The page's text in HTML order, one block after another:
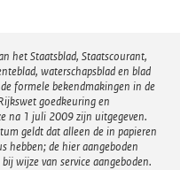
het Staatsblad, Staatscourant,
waterschapsblad en blad
formele bekendmakingen in de
goedkeuring en
na 1 juli 2009 zijn uitgegeven.
geldt dat alleen de in papieren
hebben; de hier aangeboden
wijze van service aangeboden.